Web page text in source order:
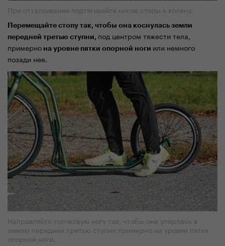
При отталкивании подтягивайте носок стопы к колену.
Перемещайте стопу так, чтобы она коснулась земли
передней третью ступни, под центром тяжести тела,
примерно на уровне пятки опорной ноги или немного
позади нее.
Направляйте толчковую ногу так, чтобы она упёрлась в
землю передней третью ступни примерно на уровне пятки
опорной ноги.